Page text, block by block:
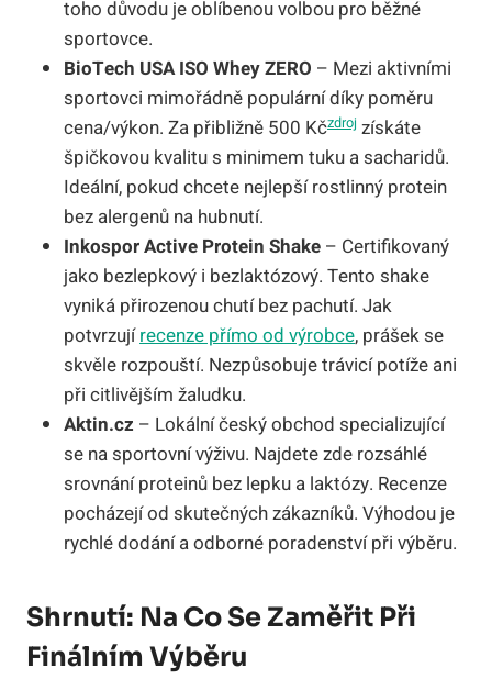
toho důvodu je oblíbenou volbou pro běžné
sportovce.
BioTech USA ISO Whey ZERO – Mezi aktivními
sportovci mimořádně populární díky poměru
cena/výkon. Za přibližně 500 Kčzdroj získáte
špičkovou kvalitu s minimem tuku a sacharidů.
Ideální, pokud chcete nejlepší rostlinný protein
bez alergenů na hubnutí.
Inkospor Active Protein Shake – Certifikovaný
jako bezlepkový i bezlaktózový. Tento shake
vyniká přirozenou chutí bez pachutí. Jak
potvrzujírecenze přímo od výrobce, prášek se
skvěle rozpouští. Nezpůsobuje trávicí potíže ani
při citlivějším žaludku.
Aktin.cz – Lokální český obchod specializující
se na sportovní výživu. Najdete zde rozsáhlé
srovnání proteinů bez lepku a laktózy. Recenze
pocházejí od skutečných zákazníků. Výhodou je
rychlé dodání a odborné poradenství při výběru.
Shrnutí: Na Co Se Zaměřit Při
Finálním Výběru